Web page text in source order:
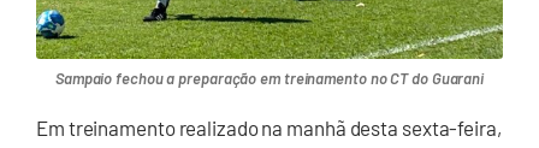
Sampaio fechou a preparação em treinamento no CT do Guarani
Em treinamento realizado na manhã desta sexta-feira,